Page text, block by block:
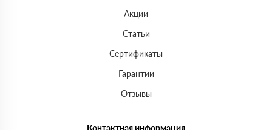
Акции
Статьи
Сертификаты
Гарантии
Отзывы